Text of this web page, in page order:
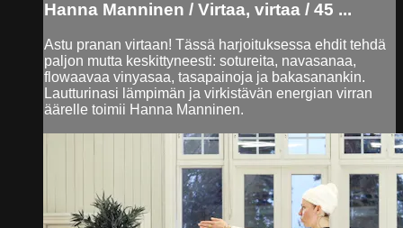
Hanna Manninen / Virtaa, virtaa / 45 ...
Astu pranan virtaan! Tässä harjoituksessa ehdit tehdä
paljon mutta keskittyneesti: sotureita, navasanaa,
flowaavaa vinyasaa, tasapainoja ja bakasanankin.
Lautturinasi lämpimän ja virkistävän energian virran
äärelle toimii Hanna Manninen.